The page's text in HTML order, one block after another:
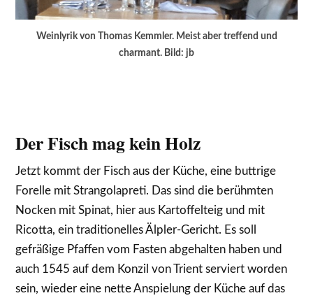
Weinlyrik von Thomas Kemmler. Meist aber treffend und
charmant. Bild: jb
Der Fisch mag kein Holz
Jetzt kommt der Fisch aus der Küche, eine buttrige
Forelle mit Strangolapreti. Das sind die berühmten
Nocken mit Spinat, hier aus Kartoffelteig und mit
Ricotta, ein traditionelles Älpler-Gericht. Es soll
gefräßige Pfaffen vom Fasten abgehalten haben und
auch 1545 auf dem Konzil von Trient serviert worden
sein, wieder eine nette Anspielung der Küche auf das